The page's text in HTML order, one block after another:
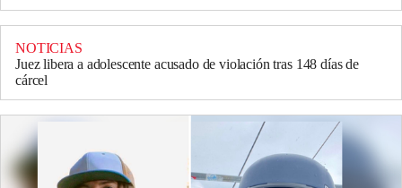
NOTICIAS
Juez libera a adolescente acusado de violación tras 148 días de
cárcel